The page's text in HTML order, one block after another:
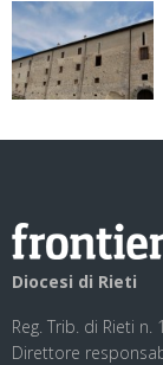
Diocesi di Rieti
Reg. Trib. di Rieti
Direttore